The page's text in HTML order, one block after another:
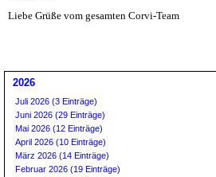
Liebe Grüße vom gesamten Corvi-Team
2026
Juli 2026 (3 Einträge)
Juni 2026 (29 Einträge)
Mai 2026 (12 Einträge)
April 2026 (10 Einträge)
März 2026 (14 Einträge)
Februar 2026 (19 Einträge)